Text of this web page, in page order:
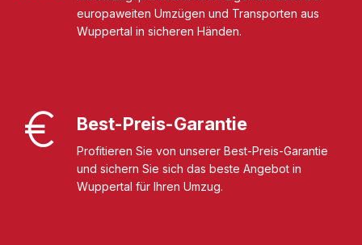
europaweiten Umzügen und Transporten aus
Wuppertal in sicheren Händen.
Best-Preis-Garantie
Profitieren Sie von unserer Best-Preis-Garantie
und sichern Sie sich das beste Angebot in
Wuppertal für Ihren Umzug.